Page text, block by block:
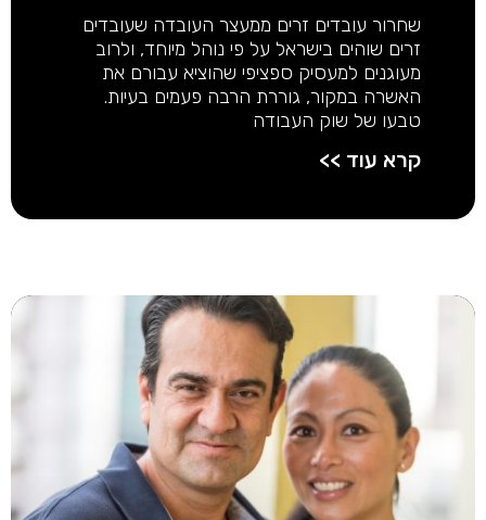
שחרור עובדים זרים ממעצר העובדה שעובדים
זרים שוהים בישראל על פי נוהל מיוחד, ולרוב
מעוגנים למעסיק ספציפי שהוציא עבורם את
האשרה במקור, גוררת הרבה פעמים בעיות.
טבעו של שוק העבודה
קרא עוד >>